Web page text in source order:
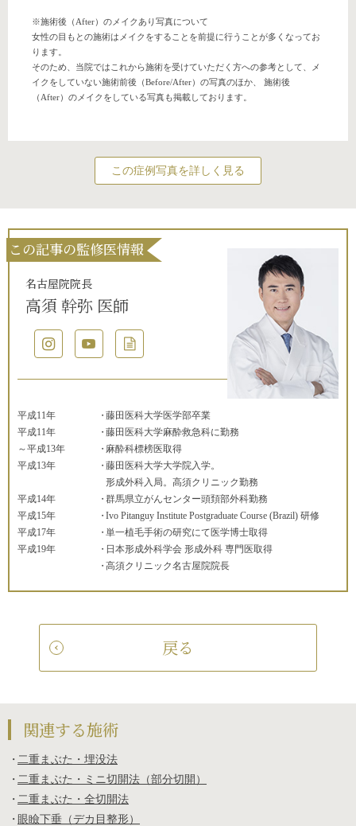
※施術後（After）のメイクあり写真について
女性の目もとの施術はメイクをすることを前提に行うことが多くなってお
ります。
そのため、当院ではこれから施術を受けていただく方への参考として、メ
イクをしていない施術前後（Before/After）の写真のほか、 施術後
（After）のメイクをしている写真も掲載しております。
この症例写真を詳しく見る
この記事の監修医情報
名古屋院院長
高須 幹弥 医師
平成11年
藤田医科大学医学部卒業
平成11年
～平成13年
藤田医科大学麻酔救急科に勤務
麻酔科標榜医取得
平成13年
藤田医科大学大学院入学。
形成外科入局。高須クリニック勤務
平成14年
群馬県立がんセンター頭頚部外科勤務
平成15年
Ivo Pitanguy Institute Postgraduate Course (Brazil) 研修
平成17年
単一植毛手術の研究にて医学博士取得
平成19年
日本形成外科学会 形成外科 専門医取得
高須クリニック名古屋院院長
戻る
関連する施術
二重まぶた・埋没法
二重まぶた・ミニ切開法（部分切開）
二重まぶた・全切開法
眼瞼下垂（デカ目整形）